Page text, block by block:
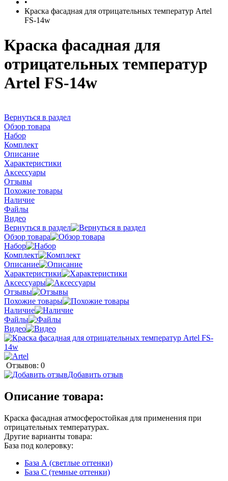
•
Краска фасадная для отрицательных температур Artel
FS-14w
Краска фасадная для
отрицательных температур
Artel FS-14w
Вернуться в раздел
Обзор товара
Набор
Комплект
Описание
Характеристики
Аксессуары
Отзывы
Похожие товары
Наличие
Файлы
Видео
Вернуться в раздел
Обзор товара
Набор
Комплект
Описание
Характеристики
Аксессуары
Отзывы
Похожие товары
Наличие
Файлы
Видео
Отзывов: 0
Добавить отзыв
Описание товара:
Краска фасадная атмосферостойкая для применения при
отрицательных температурах.
Другие варианты товара:
База под колеровку:
База А (светлые оттенки)
База С (темные оттенки)